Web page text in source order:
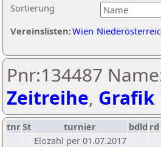
Sortierung
Vereinslisten:Wien
Pnr:134487
Zeitreihe,
tnrSt turnier bdld rd
Elozahl per 01.07.2017